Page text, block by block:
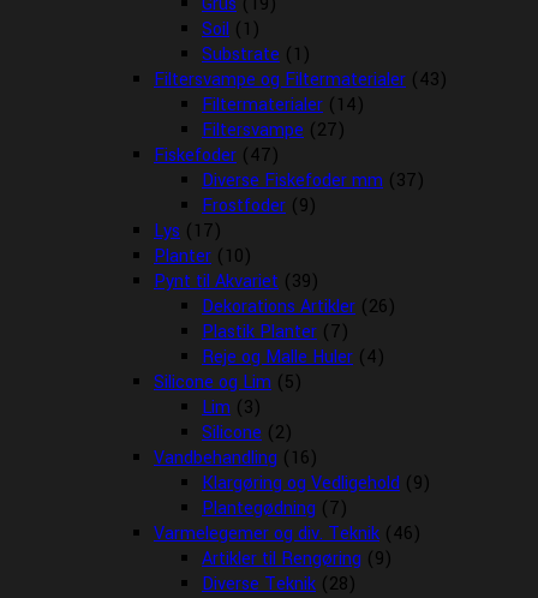
Soil (1)
Substrate (1)
Filtersvampe og Filtermaterialer (43)
Filtermaterialer (14)
Filtersvampe (27)
Fiskefoder (47)
Diverse Fiskefoder mm (37)
Frostfoder (9)
Lys (17)
Planter (10)
Pynt til Akvariet (39)
Dekorations Artikler (26)
Plastik Planter (7)
Reje og Malle Huler (4)
Silicone og Lim (5)
Lim (3)
Silicone (2)
Vandbehandling (16)
Klargøring og Vedligehold (9)
Plantegødning (7)
Varmelegemer og div. Teknik (46)
Artikler til Rengøring (9)
Diverse Teknik (28)